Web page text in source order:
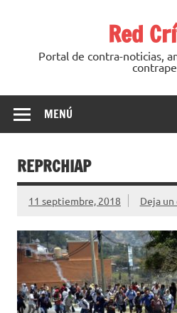
Red
Portal de contra-noticias,
MENÚ
REPRCHIAP
11 septiembre, 2018 Deja